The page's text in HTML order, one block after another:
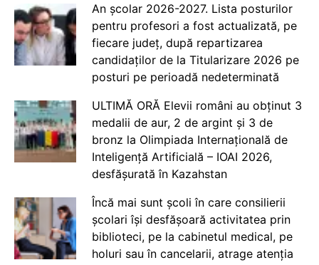
An școlar 2026-2027. Lista posturilor
pentru profesori a fost actualizată, pe
fiecare județ, după repartizarea
candidaților de la Titularizare 2026 pe
posturi pe perioadă nedeterminată
ULTIMĂ ORĂ Elevii români au obținut 3
medalii de aur, 2 de argint și 3 de
bronz la Olimpiada Internațională de
Inteligență Artificială – IOAI 2026,
desfășurată în Kazahstan
Încă mai sunt școli în care consilierii
școlari își desfășoară activitatea prin
biblioteci, pe la cabinetul medical, pe
holuri sau în cancelarii, atrage atenția